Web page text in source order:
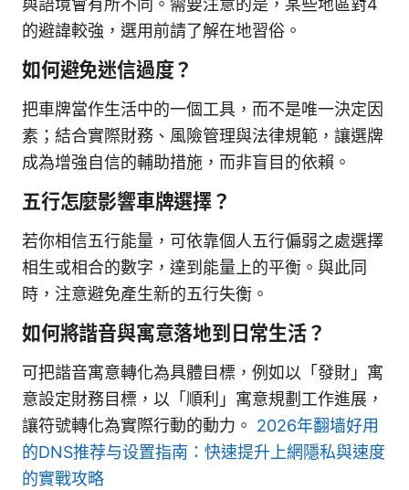
的避諱較強，選用前請了解在地習俗。
如何避免迷信過度？
把車牌當作生活中的一個工具，而不是唯一決定因
素；結合實際財務、風險管理與法律規範，讓選牌
成為增強自信的輔助措施，而非盲目的依賴。
五行怎麼影響車牌選擇？
若你相信五行能量，可依靠個人五行偏弱之處選擇
相生或相合的數字，達到能量上的平衡。與此同
時，注意避免產生新的五行失衡。
如何將諧音與寓意落地到日常生活？
可把諧音寓意轉化為具體目標，例如以「發財」寓
意設定財務目標，以「順利」寓意規劃工作進展，
讓符號轉化為實際行動的動力。 2026年翻墙好用
的DNS推荐与设置指南：快速提升上網隱私與速度
的實戰攻略